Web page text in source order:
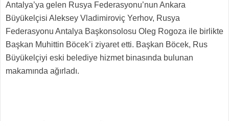
Antalya’ya gelen Rusya Federasyonu’nun Ankara
Büyükelçisi Aleksey Vladimiroviç Yerhov, Rusya
Federasyonu Antalya Başkonsolosu Oleg Rogoza ile birlikte
Başkan Muhittin Böcek’i ziyaret etti. Başkan Böcek, Rus
Büyükelçiyi eski belediye hizmet binasında bulunan
makamında ağırladı.